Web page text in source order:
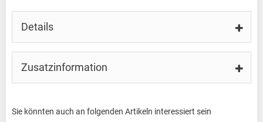
Details
Zusatzinformation
Sie könnten auch an folgenden Artikeln interessiert sein